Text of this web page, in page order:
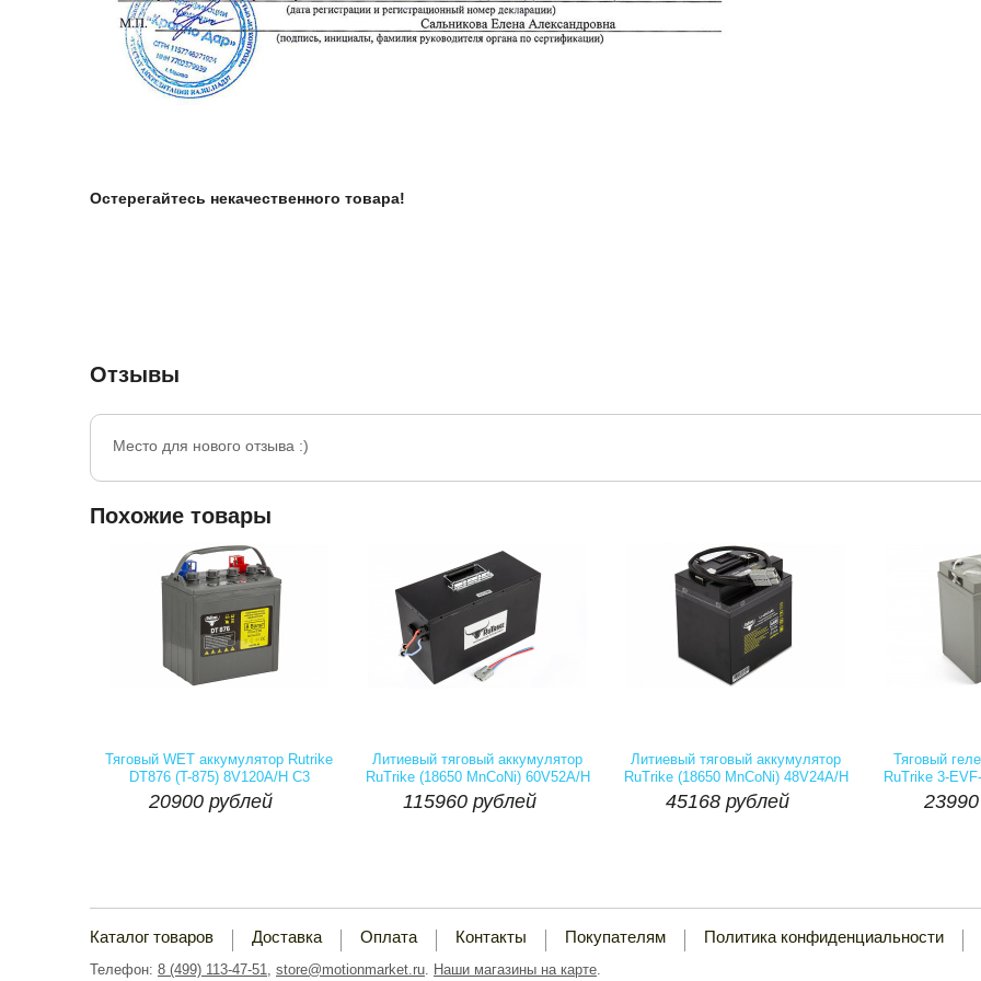
Остерегайтесь некачественного товара!
Отзывы
Место для нового отзыва :)
Похожие товары
Тяговый WET аккумулятор Rutrike
DT876 (T-875) 8V120A/H C3
20900 рублей
20900 рублей
шт  Купить
Литиевый тяговый аккумулятор
RuTrike (18650 MnCoNi) 60V52A/H
115960рублей
115960 рублей
шт  Купить
Литиевый тяговый аккумулятор
RuTrike (18650 MnCoNi) 48V24A/H
45168 рублей
45168 рублей
шт  Купить
Тяговый
RuTrike 3-
23990
шт
Каталог товаров Доставка Оплата Контакты Покупателям Политика конфиденциальности
Телефон: 8 (499) 113-47-51, store@motionmarket.ru. Наши магазины на карте.